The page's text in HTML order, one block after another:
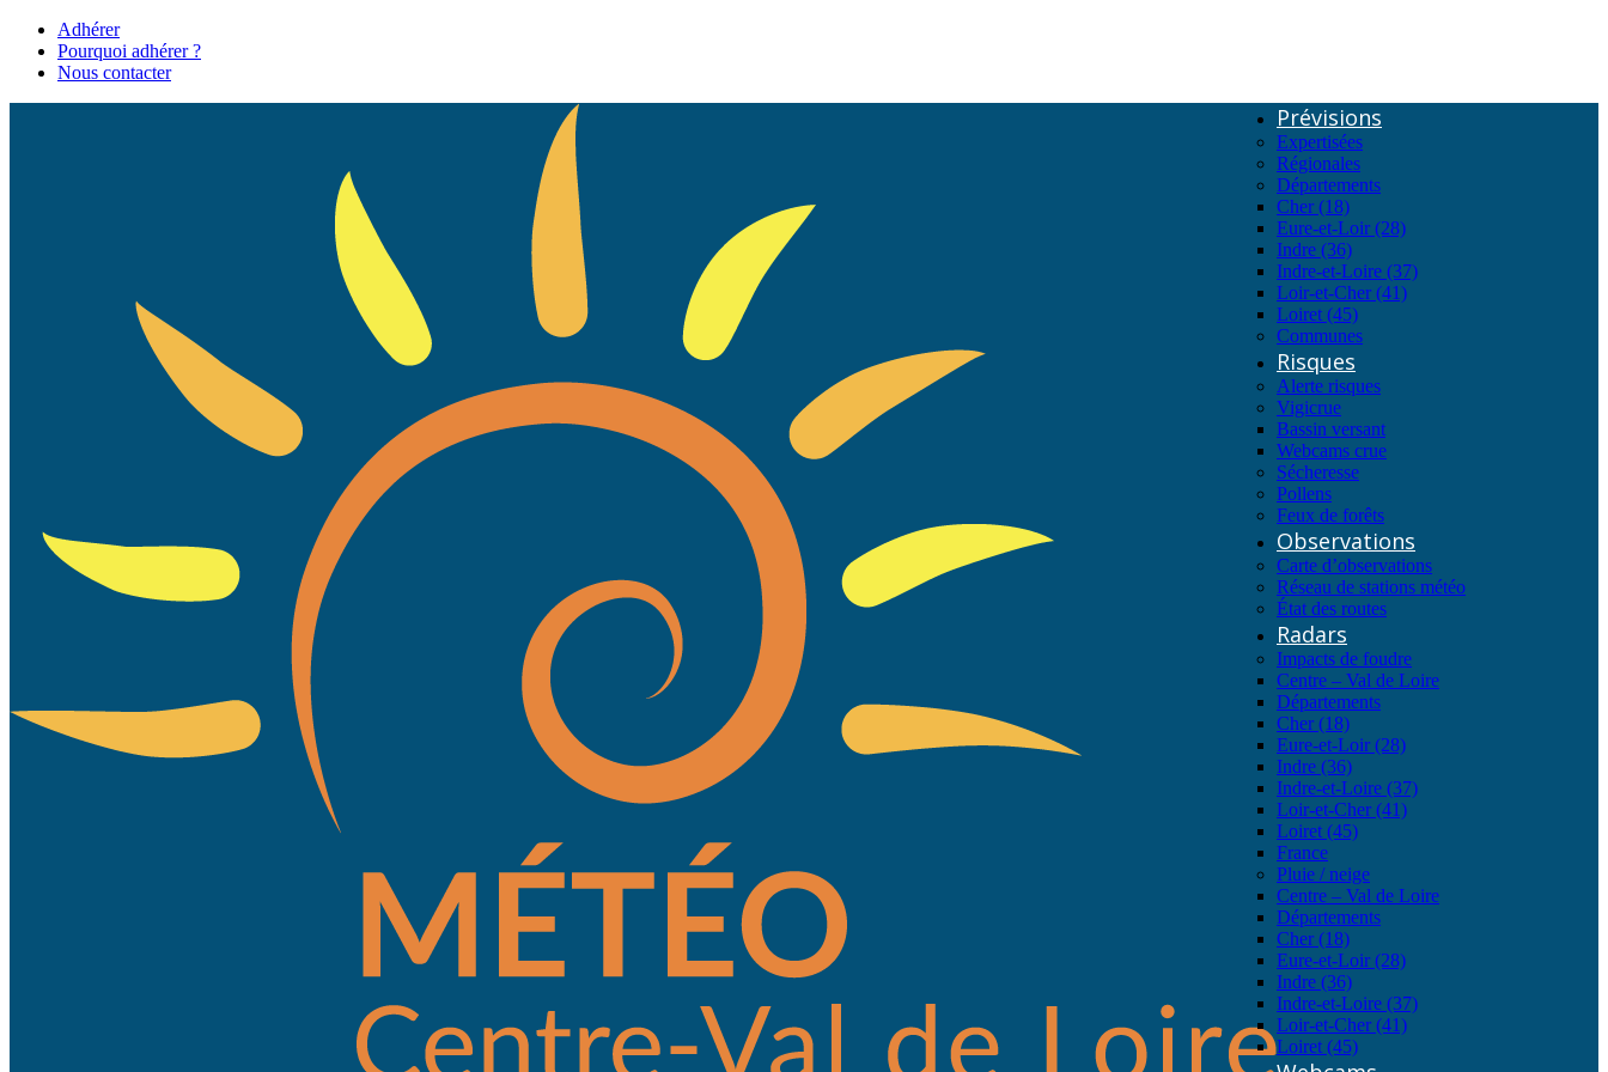
Adhérer
Pourquoi adhérer ?
Nous contacter
Prévisions
Expertisées
Régionales
Départements
Cher (18)
Eure-et-Loir (28)
Indre (36)
Indre-et-Loire (37)
Loir-et-Cher (41)
Loiret (45)
Communes
Risques
Alerte risques
Vigicrue
Bassin versant
Webcams crue
Sécheresse
Pollens
Feux de forêts
Observations
Carte d’observations
Réseau de stations météo
État des routes
Radars
Impacts de foudre
Centre – Val de Loire
Départements
Cher (18)
Eure-et-Loir (28)
Indre (36)
Indre-et-Loire (37)
Loir-et-Cher (41)
Loiret (45)
France
Pluie / neige
Centre – Val de Loire
Départements
Cher (18)
Eure-et-Loir (28)
Indre (36)
Indre-et-Loire (37)
Loir-et-Cher (41)
Loiret (45)